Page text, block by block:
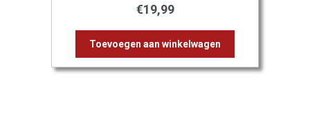
€19,99
Toevoegen aan winkelwagen